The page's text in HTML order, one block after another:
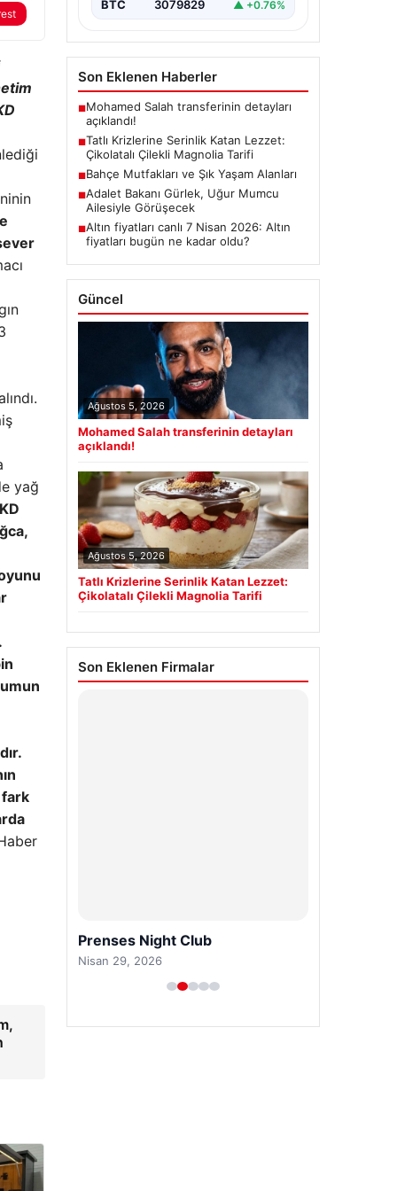
yağ
fark
BTC 3079829 ▲ +0.76%
Son Eklenen Haberler
■Mohamed Salah transferinin detayları
açıklandı!
■Tatlı Krizlerine Serinlik Katan Lezzet:
Çikolatalı Çilekli Magnolia Tarifi
■Bahçe Mutfakları ve Şık Yaşam Alanları
■Adalet Bakanı Gürlek, Uğur Mumcu
Ailesiyle Görüşecek
■Altın fiyatları canlı 7 Nisan 2026: Altın
fiyatları bugün ne kadar oldu?
Güncel
Ağustos 5, 2026
Mohamed Salah transferinin detayları
açıklandı!
Ağustos 5, 2026
Tatlı Krizlerine Serinlik Katan Lezzet:
Çikolatalı Çilekli Magnolia Tarifi
Son Eklenen Firmalar
Prenses Night Club
Nisan 29, 2026